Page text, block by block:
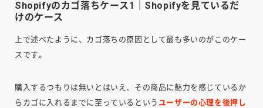
Shopifyのカゴ落ちケース1｜Shopifyを見ているだ
けのケース
上で述べたように、カゴ落ちの原因として最も多いのがこのケー
スです。
購入するつもりは無いとはいえ、その商品に魅力を感じているか
らカゴに入れるまでに至っているという ユーザーの心理を後押し